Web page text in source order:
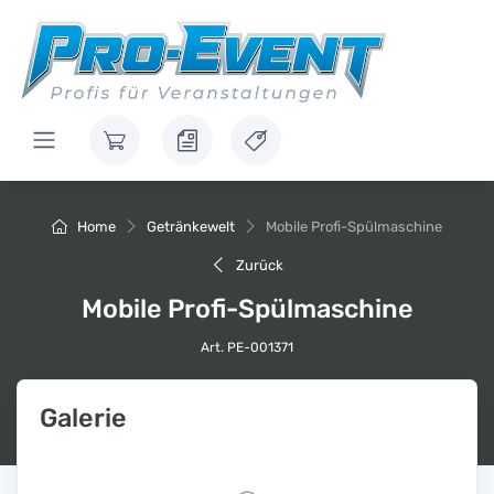
Home Getränkewelt Mobile Profi-Spülmaschine
Zurück
Mobile Profi-Spülmaschine
Art. PE-001371
Galerie